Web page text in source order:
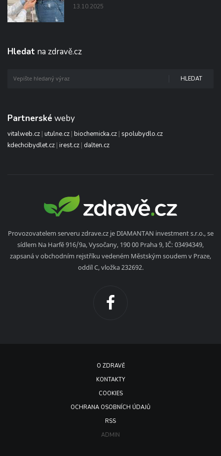
13.10.2025
Hledat na zdravě.cz
HLEDAT
Partnerské weby
vitalweb.cz | utulne.cz | biochemicka.cz | spolubydlo.cz
kdechcibydlet.cz | irest.cz | dalten.cz
Provozovatelem serveru zdrave.cz je DIAMANTAN investment s.r.o., se
sídlem Na Harfě 916/9a, Vysočany, 190 00 Praha 9, IČ: 03494349,
zapsaná v obchodním rejstříku vedeném Městským soudem v Praze,
oddíl C, vložka 232692.
O ZDRAVĚ
KONTAKTY
COOKIES
OCHRANA OSOBNÍCH ÚDAJŮ
RSS
ADMIN